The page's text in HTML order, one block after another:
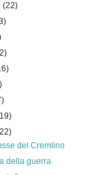
(22)
del Cremlino
della guerra